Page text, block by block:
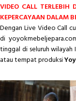
VIDEO CALL
KEPERCAYAAN DALAM
Dengan Live Video Call
di
tinggal di seluruh wilayah
atau tempat produksi